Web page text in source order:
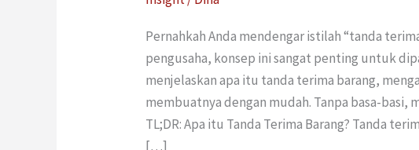
Pernahkah Anda mendengar istilah “tanda
pengusaha, konsep ini sangat penting untuk
menjelaskan apa itu tanda terima barang,
membuatnya dengan mudah. Tanpa basa-basi,
TL;DR: Apa itu Tanda Terima Barang? Tanda
[…]